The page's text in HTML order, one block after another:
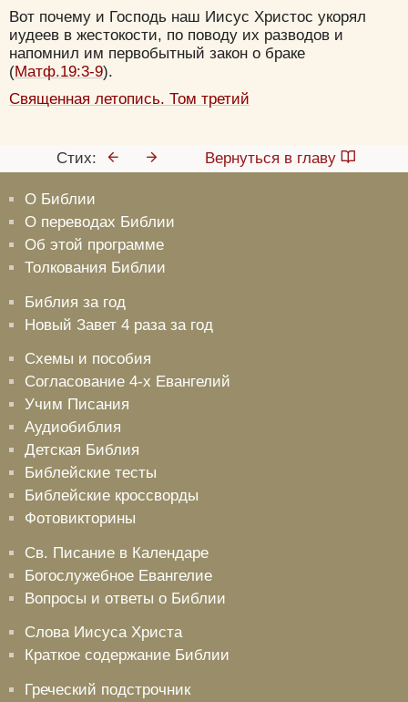
Вот почему и Господь наш Иисус Христос укорял
иудеев в жестокости, по поводу их разводов и
напомнил им первобытный закон о браке
(Матф.19:3-9).
Священная летопись. Том третий
Стих: Вернуться в главу
О Библии
О переводах Библии
Об этой программе
Толкования Библии
Библия за год
Новый Завет 4 раза за год
Схемы и пособия
Согласование 4-х Евангелий
Учим Писания
Аудиобиблия
Детская Библия
Библейские тесты
Библейские кроссворды
Фотовикторины
Св. Писание в Календаре
Богослужебное Евангелие
Вопросы и ответы о Библии
Слова Иисуса Христа
Краткое содержание Библии
Греческий подстрочник